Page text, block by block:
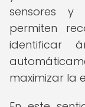
sensores y
permiten
identificar
maximizar la